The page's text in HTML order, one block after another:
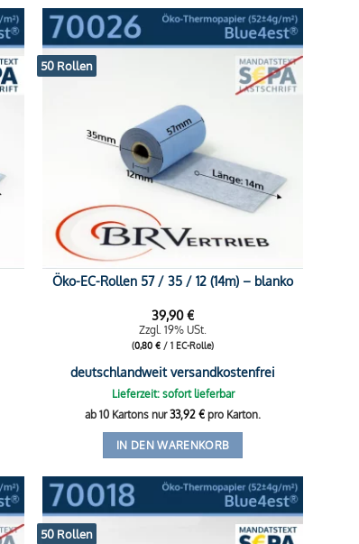
50 Rollen
Öko-EC-Rollen 57 / 35 / 12 (14m) – blanko
39,90€
Zzgl. 19% USt.
(0,80€ / 1 EC-Rolle)
deutschlandweit versandkostenfrei
Lieferzeit: sofort lieferbar
ab 10 Kartons nur33,92€ pro Karton.
IN DEN WARENKORB
50 Rollen